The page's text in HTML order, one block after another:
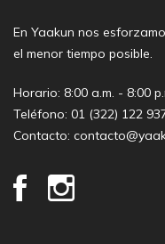
En Yaakun nos
el menor tiempo posible.
Horario: 8:00 a.m. - 8:00
Teléfono: 01 (322) 122
Contacto: